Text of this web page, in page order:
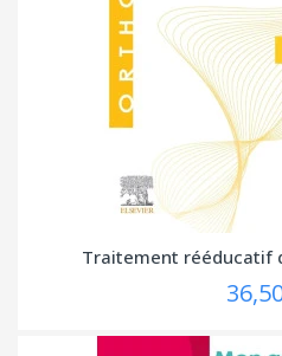
Traitement rééducatif